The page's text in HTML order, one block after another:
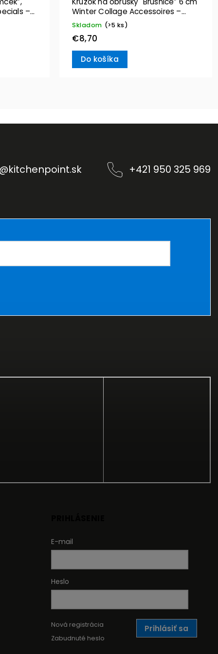
–
Winter Collage Accessoires –
Villeroy & Boch
Skladom (>5 ks)
€8,70
Do košíka
kitchenpoint.sk +421 950 325 969
E-mail
Heslo
Prihlásiť sa
Nová registrácia
Zabudnuté heslo